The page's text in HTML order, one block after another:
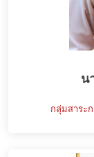
น
กลุ่มสาระ